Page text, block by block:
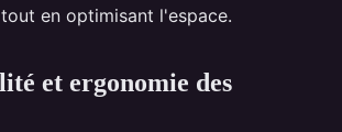
en optimisant l'espace.
et ergonomie des